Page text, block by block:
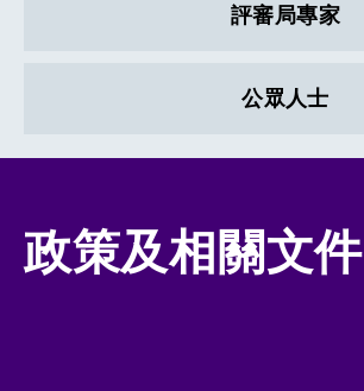
評審局專家
公眾人士
政策及相關文件